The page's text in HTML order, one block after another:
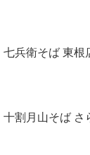
七兵衛そば 東根
十割月山そば さ